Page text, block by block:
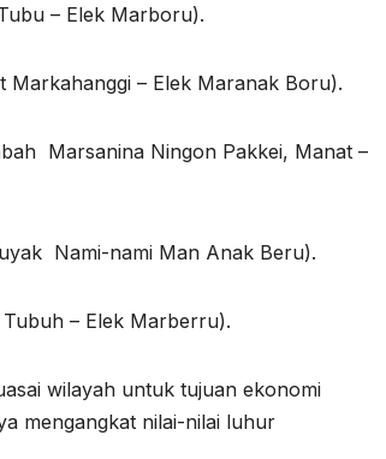
– Elek Marboru).
– Elek Maranak Boru).
Marsanina Ningon Pakkei, Manat –
Nami-nami Man Anak Beru).
– Elek Marberru).
wilayah untuk tujuan ekonomi
mengangkat nilai-nilai luhur